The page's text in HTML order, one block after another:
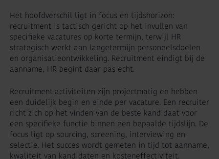
Het hoofdverschil ligt in focus en tijdshorizon:
recruitment is tactisch gericht op het invullen van
specifieke vacatures op korte termijn, terwijl HR
strategisch werkt aan langetermijn personeelsdoelen
en organisatieontwikkeling. Recruitment eindigt bij de
aanname, HR begint daar pas echt.
Recruitment-activiteiten zijn projectmatig en hebben
een duidelijk begin en einde per vacature. Een recruiter
richt zich op het vinden van de beste kandidaat voor
een specifieke functie binnen een bepaalde tijdslijn. De
focus ligt op sourcing, screening, interviewing en
selectie. Het succes wordt gemeten in tijd tot aanname,
kwaliteit van kandidaten en kosteneffectiviteit.